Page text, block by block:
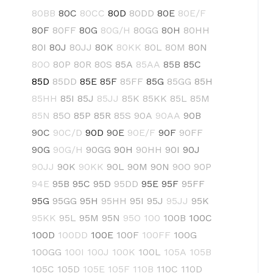
80BB 80C 80CC 80D 80DD 80E 80E/F
80F 80FF 80G 80G/H 80GG 80H 80HH
80I 80J 80JJ 80K 80KK 80L 80M 80N
80O 80P 80R 80S 85A 85AA 85B 85C
85D 85DD 85E 85F 85FF 85G 85GG 85H
85HH 85I 85J 85JJ 85K 85KK 85L 85M
85N 85O 85P 85R 85S 90A 90AA 90B
90C 90C/D 90D 90E 90E/F 90F 90FF
90G 90G/H 90GG 90H 90HH 90I 90J
90JJ 90K 90KK 90L 90M 90N 90O 90P
94E 95B 95C 95D 95DD 95E 95F 95FF
95G 95GG 95H 95HH 95I 95J 95JJ 95K
95KK 95L 95M 95N 95O 100 100B 100C
100D 100DD 100E 100F 100FF 100G
100GG 100I 100J 100K 100L 105A 105B
105C 105D 105E 105F 110B 110C 110D